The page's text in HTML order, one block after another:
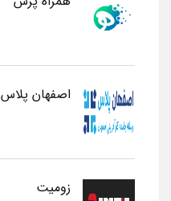
اصفهان پلاس
زومیت